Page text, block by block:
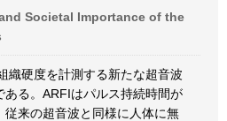
Societal Importance of the
織硬度を計測する新たな超音波
る。ARFIはパルス持続時間が
来の超音波と同様に人体に無